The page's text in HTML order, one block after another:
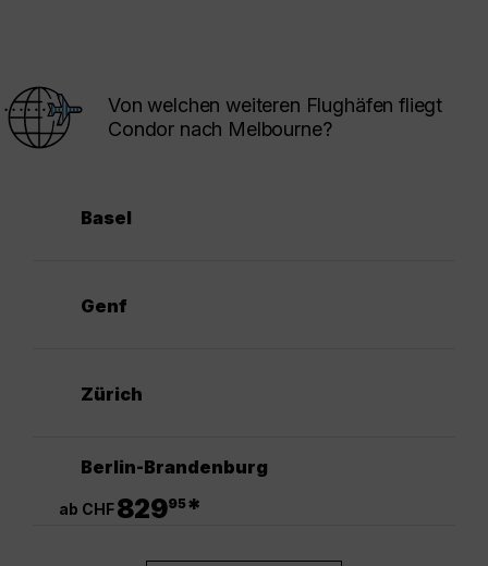
Von welchen weiteren Flughäfen fliegt
Condor nach Melbourne?
Basel
Genf
Zürich
Berlin-Brandenburg
ab CHF82995*